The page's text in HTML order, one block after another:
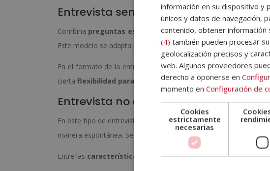
Entrevista semiestructurada
Combina preguntas estructuradas con otras abiertas, lo
Este modelo se adapta mejor al perfil del candidato y favorece
En el formato de la entrevista semiestructurado, el
cierta flexibilidad para adaptarse a las respuestas del
Entrevista no estructurada
En este tipo de entrevista de trabajo, el entrevistador no sigue
manera espontánea. Se trata de una técnica útil para evaluar la
Entre las características de la entrevista no estructurada,
información en su dispositivo y
únicos y datos de navegación,
contenido, obtener información
(4) también pueden procesar
geolocalización precisos y
web. Algunos proveedores
derecho a oponerse en
momento en Configuración de
Cookies
estrictamente
necesarias